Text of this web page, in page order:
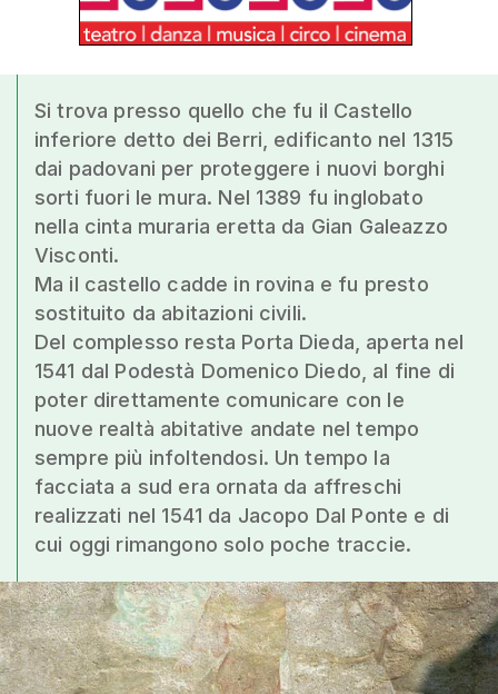
Si trova presso quello che fu il Castello
inferiore detto dei Berri, edificanto nel 1315
dai padovani per proteggere i nuovi borghi
sorti fuori le mura. Nel 1389 fu inglobato
nella cinta muraria eretta da Gian Galeazzo
Visconti.
Ma il castello cadde in rovina e fu presto
sostituito da abitazioni civili.
Del complesso resta Porta Dieda, aperta nel
1541 dal Podestà Domenico Diedo, al fine di
poter direttamente comunicare con le
nuove realtà abitative andate nel tempo
sempre più infoltendosi. Un tempo la
facciata a sud era ornata da affreschi
realizzati nel 1541 da Jacopo Dal Ponte e di
cui oggi rimangono solo poche traccie.